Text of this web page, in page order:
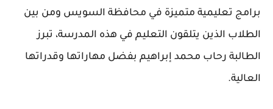
برامج تعليمية متميزة في محافظة السويس ومن بين
الطلاب الذين يتلقون التعليم في هذه المدرسة، تبرز
الطالبة رحاب محمد إبراهيم بفضل مهاراتها وقدراتها
العالية.